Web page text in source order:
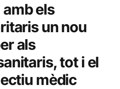
els
un nou
als
tot i el
mèdic